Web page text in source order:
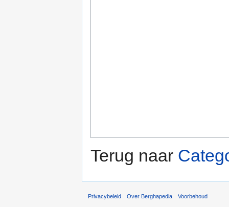
Terug naar
Privacybeleid Over Berghapedia Voorbehoud